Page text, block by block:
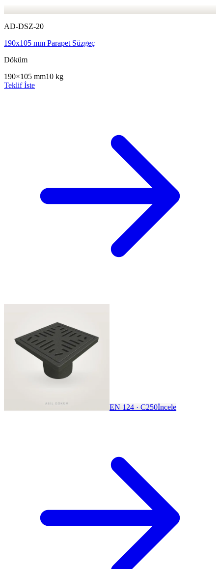
AD-DSZ-20
190x105 mm Parapet Süzgeç
Döküm
190×105 mm10 kg
Teklif İste
EN 124 · C250İncele